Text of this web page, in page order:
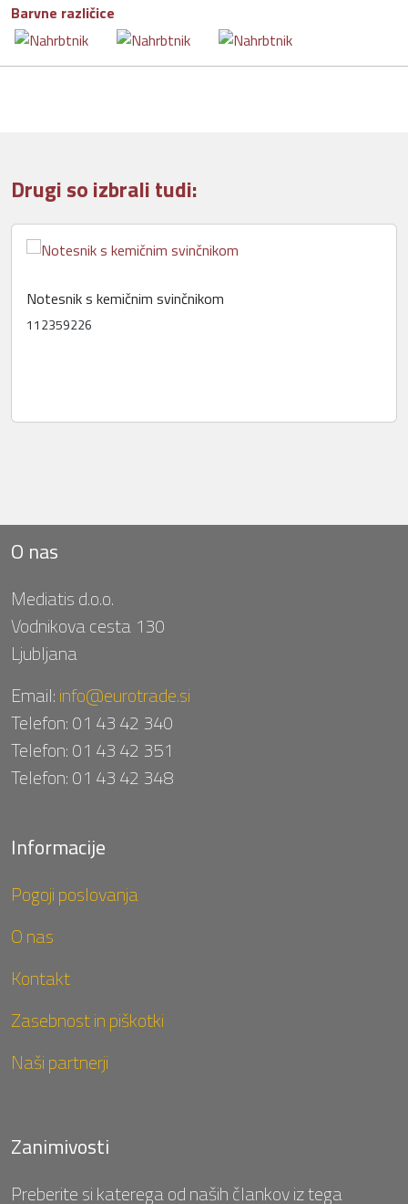
Barvne različice
Drugi so izbrali tudi:
Notesnik s kemičnim svinčnikom
112359226
O nas
Mediatis d.o.o.
Vodnikova cesta 130
Ljubljana
Email:info@eurotrade.si
Telefon:01 43 42 340
Telefon:01 43 42 351
Telefon:01 43 42 348
Informacije
Pogoji poslovanja
O nas
Kontakt
Zasebnost in piškotki
Naši partnerji
Zanimivosti
Preberite si katerega od naših člankov iz tega